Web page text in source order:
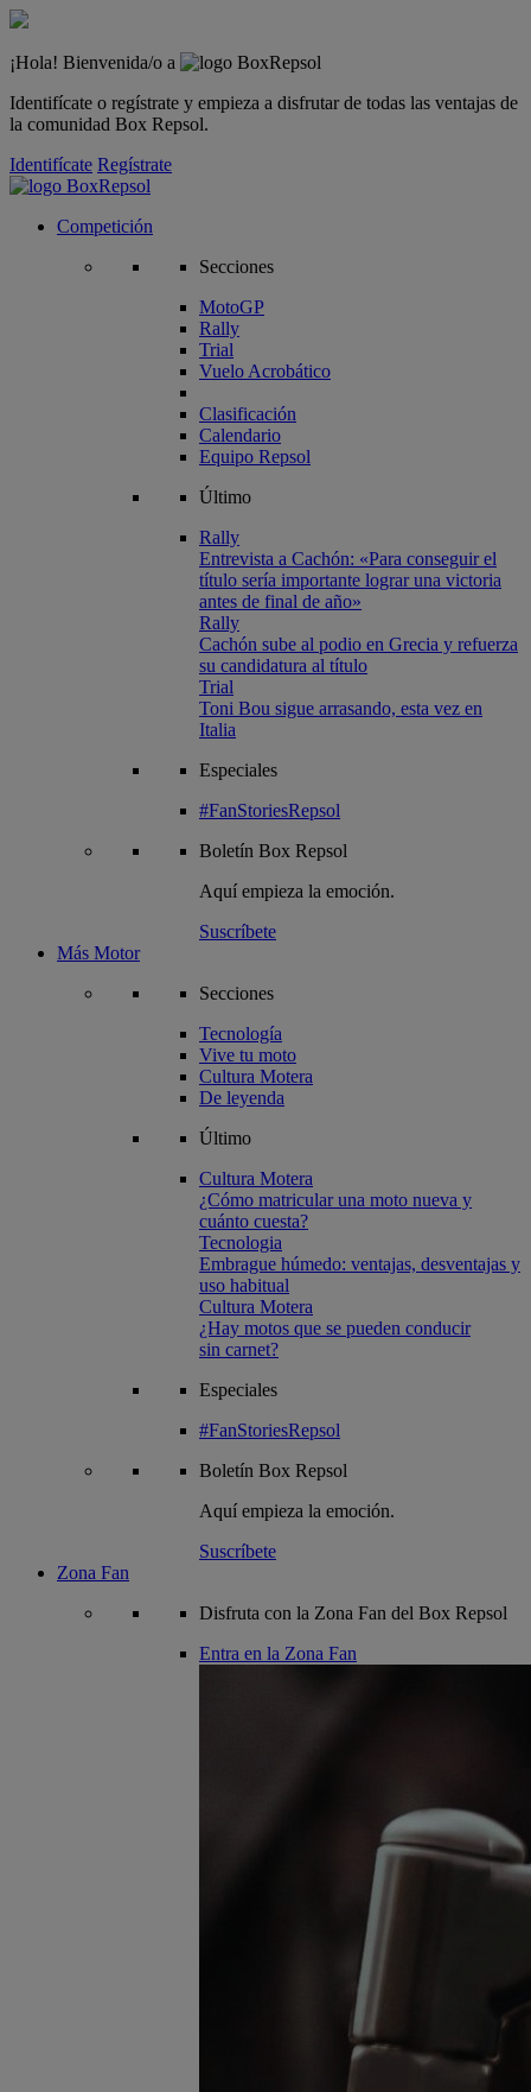
¡Hola! Bienvenida/o a
Identifícate o regístrate y empieza a disfrutar de todas las ventajas de
la comunidad Box Repsol.
Identifícate Regístrate
Competición
Secciones
MotoGP
Rally
Trial
Vuelo Acrobático
Clasificación
Calendario
Equipo Repsol
Último
Rally
Entrevista a Cachón: «Para conseguir el
título sería importante lograr una victoria
antes de final de año»
Rally
Cachón sube al podio en Grecia y refuerza
su candidatura al título
Trial
Toni Bou sigue arrasando, esta vez en
Italia
Especiales
#FanStoriesRepsol
Boletín Box Repsol
Aquí empieza la emoción.
Suscríbete
Más Motor
Secciones
Tecnología
Vive tu moto
Cultura Motera
De leyenda
Último
Cultura Motera
¿Cómo matricular una moto nueva y
cuánto cuesta?
Tecnologia
Embrague húmedo: ventajas, desventajas y
uso habitual
Cultura Motera
¿Hay motos que se pueden conducir
sin carnet?
Especiales
#FanStoriesRepsol
Boletín Box Repsol
Aquí empieza la emoción.
Suscríbete
Zona Fan
Disfruta con la Zona Fan del Box Repsol
Entra en la Zona Fan